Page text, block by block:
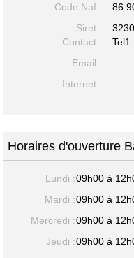
Code Naf :
Siret :
Contact :
Email :
Internet :
Horaires d'ouverture
Lundi :09h00 à
Mardi :09h00 à
Mercredi :09h00 à
Jeudi :09h00 à